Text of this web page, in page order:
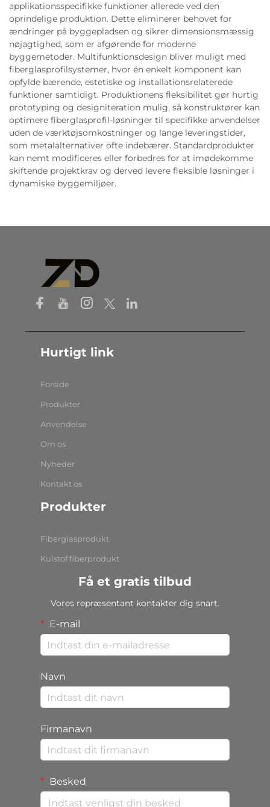
applikationsspecifikke funktioner allerede ved den
oprindelige produktion. Dette eliminerer behovet for
ændringer på byggepladsen og sikrer dimensionsmæssig
nøjagtighed, som er afgørende for moderne
byggemetoder. Multifunktionsdesign bliver muligt med
fiberglasprofilsystemer, hvor én enkelt komponent kan
opfylde bærende, estetiske og installationsrelaterede
funktioner samtidigt. Produktionens fleksibilitet gør hurtig
prototyping og designiteration mulig, så konstruktører kan
optimere fiberglasprofil-løsninger til specifikke anvendelser
uden de værktøjsomkostninger og lange leveringstider,
som metalalternativer ofte indebærer. Standardprodukter
kan nemt modificeres eller forbedres for at imødekomme
skiftende projektkrav og derved levere fleksible løsninger i
dynamiske byggemiljøer.
Hurtigt link
Forside
Produkter
Anvendelse
Om os
Nyheder
Kontakt os
Produkter
Fiberglasprodukt
Kulstof fiberprodukt
Få et gratis tilbud
Vores repræsentant kontakter dig snart.
E-mail
Navn
Firmanavn
Besked